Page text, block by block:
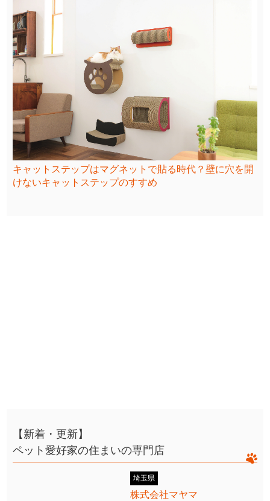
キャットステップはマグネットで貼る時代？壁に穴を開
けないキャットステップのすすめ
【新着・更新】
ペット愛好家の住まいの専門店
埼玉県
株式会社マヤマ